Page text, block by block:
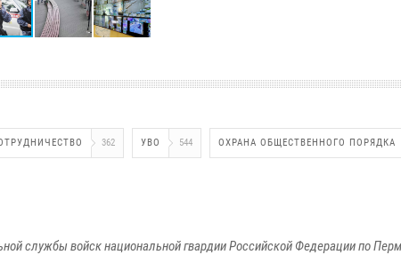
362 УВО 544 ОХРАНА ОБЩЕСТВЕННОГО ПОРЯДКА
службы войск национальной гвардии Российской Федерации по